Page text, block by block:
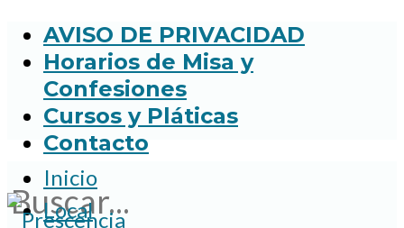
AVISO DE PRIVACIDAD
Horarios de Misa y
Confesiones
Cursos y Pláticas
Contacto
Inicio
Local